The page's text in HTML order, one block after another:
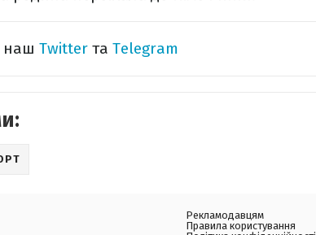
наш Twitter та Telegram
Рекламодавцям
Правила користування